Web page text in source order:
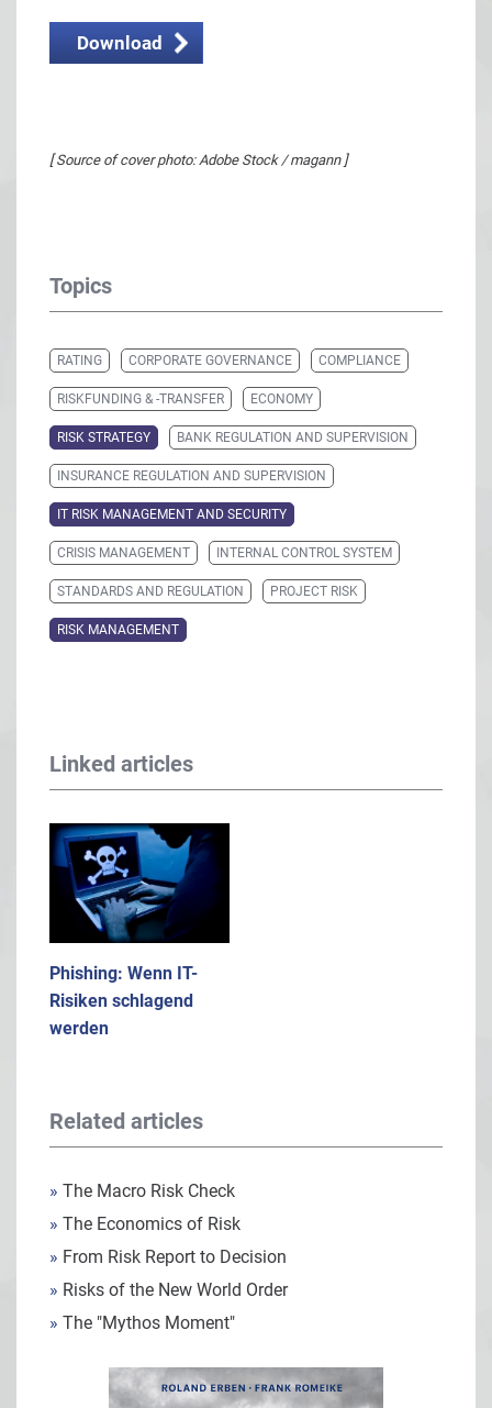
Download
[ Source of cover photo: Adobe Stock / magann ]
Topics
RATING CORPORATE GOVERNANCE COMPLIANCE
RISKFUNDING & -TRANSFER ECONOMY
RISK STRATEGY BANK REGULATION AND SUPERVISION
INSURANCE REGULATION AND SUPERVISION
IT RISK MANAGEMENT AND SECURITY
CRISIS MANAGEMENT INTERNAL CONTROL SYSTEM
STANDARDS AND REGULATION PROJECT RISK
RISK MANAGEMENT
Linked articles
Phishing: Wenn IT-
Risiken schlagend
werden
Related articles
» The Macro Risk Check
» The Economics of Risk
» From Risk Report to Decision
» Risks of the New World Order
» The "Mythos Moment"